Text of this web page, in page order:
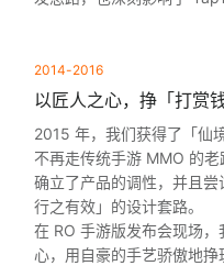
2014-2016
以匠人之心，挣「打赏钱
2015 年，我们获得了「仙
不再走传统手游 MMO 的
确立了产品的调性，并且尝
行之有效」的设计套路。
在 RO 手游版发布会现场
心，用自豪的手艺骄傲地